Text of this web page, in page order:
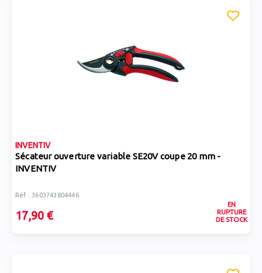
INVENTIV
Sécateur ouverture variable SE20V coupe 20 mm -
INVENTIV
Réf : 3603743804446
17,90 €
EN
RUPTURE
DE STOCK